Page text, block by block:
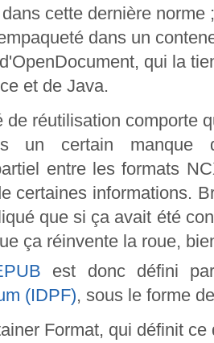
cette dernière norme ;
dans un
qui la
et de Java.
de réutilisation comporte
un certain manque
entre les formats
certaines informations.
que si ça avait été
ça réinvente la roue,
est donc défini
(IDPF), sous le forme
Format, qui définit ce